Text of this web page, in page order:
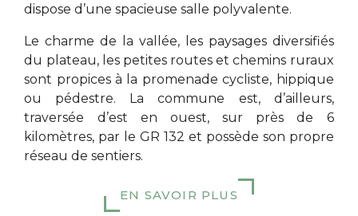
dispose d’une spacieuse salle polyvalente.
Le charme de la vallée, les paysages diversifiés
du plateau, les petites routes et chemins ruraux
sont propices à la promenade cycliste, hippique
ou pédestre. La commune est, d’ailleurs,
traversée d’est en ouest, sur près de 6
kilomètres, par le GR 132 et possède son propre
réseau de sentiers.
EN SAVOIR PLUS